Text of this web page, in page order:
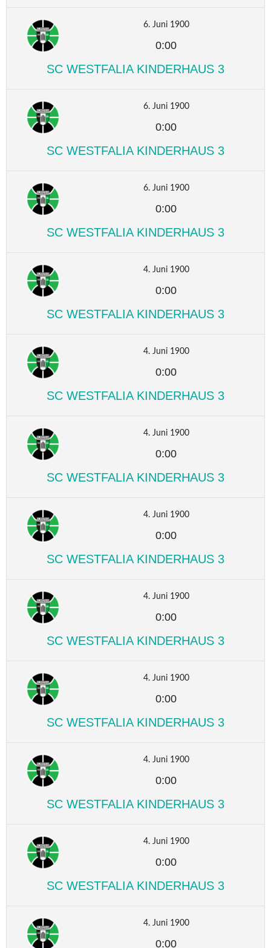
6. Juni 1900
0:00
SC WESTFALIA KINDERHAUS 3
6. Juni 1900
0:00
SC WESTFALIA KINDERHAUS 3
6. Juni 1900
0:00
SC WESTFALIA KINDERHAUS 3
4. Juni 1900
0:00
SC WESTFALIA KINDERHAUS 3
4. Juni 1900
0:00
SC WESTFALIA KINDERHAUS 3
4. Juni 1900
0:00
SC WESTFALIA KINDERHAUS 3
4. Juni 1900
0:00
SC WESTFALIA KINDERHAUS 3
4. Juni 1900
0:00
SC WESTFALIA KINDERHAUS 3
4. Juni 1900
0:00
SC WESTFALIA KINDERHAUS 3
4. Juni 1900
0:00
SC WESTFALIA KINDERHAUS 3
4. Juni 1900
0:00
SC WESTFALIA KINDERHAUS 3
4. Juni 1900
0:00